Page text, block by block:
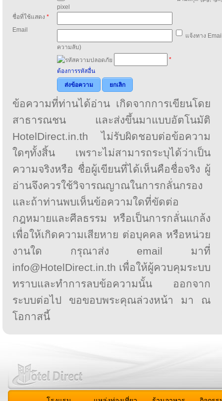
pixel
ชื่อที่ใช้แสดง *
Email
แจ้งทาง
ความลับ)
*
ต้องการรหัสอื่น
ส่งข้อความ
ยกเลิก
ข้อความที่ท่านได้อ่าน เกิดจากการเขียนโดย
สาธารณชน และส่งขึ้นมาแบบอัตโนมัติ
HotelDirect.in.th ไม่รับผิดชอบต่อข้อความ
ใดๆทั้งสิ้น เพราะไม่สามารถระบุได้ว่าเป็น
ความจริงหรือ ชื่อผู้เขียนที่ได้เห็นคือชื่อจริง ผู้
อ่านจึงควรใช้วิจารณญาณในการกลั่นกรอง
และถ้าท่านพบเห็นข้อความใดที่ขัดต่อ
กฎหมายและศีลธรรม หรือเป็นการกลั่นแกล้ง
เพื่อให้เกิดความเสียหาย ต่อบุคคล หรือหน่วย
งานใด กรุณาส่ง email มาที่
info@HotelDirect.in.th เพื่อให้ผู้ควบคุมระบบ
ทราบและทำการลบข้อความนั้น ออกจาก
ระบบต่อไป ขอขอบพระคุณล่วงหน้า มา ณ
โอกาสนี้